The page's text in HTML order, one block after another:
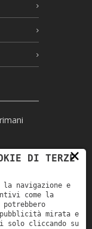
il
per le
×
DI TERZE
navigazione e
come la
mirata e
cliccando su